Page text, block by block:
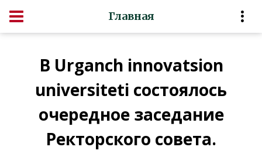
Главная
В Urganch innovatsion
universiteti состоялось
очередное заседание
Ректорского совета.